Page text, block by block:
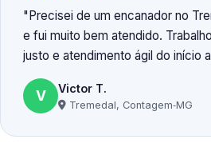
Precisei de um encanador no
e fui muito bem atendido.
justo e atendimento ágil do início
V Victor T.
Tremedal, Contagem‑MG